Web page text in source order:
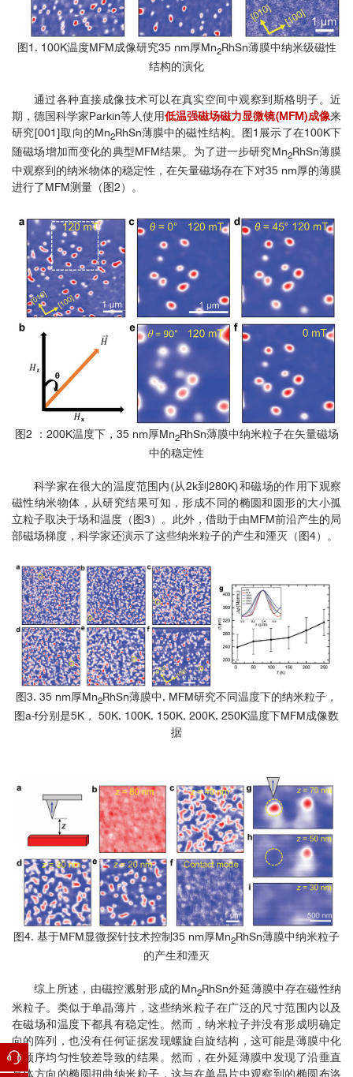
图1. 100K温度MFM成像研究35 nm厚Mn2RhSn薄膜中纳米级磁性
结构的演化
通过各种直接成像技术可以在真实空间中观察到斯格明子。近
期，德国科学家Parkin等人使用低温强磁场磁力显微镜(MFM)成像来
研究[001]取向的Mn2RhSn薄膜中的磁性结构。图1展示了在100K下
随磁场增加而变化的典型MFM结果。为了进一步研究Mn2RhSn薄膜
中观察到的纳米物体的稳定性，在矢量磁场存在下对35 nm厚的薄膜
进行了MFM测量（图2）。
图2 ：200K温度下，35 nm厚Mn2RhSn薄膜中纳米粒子在矢量磁场
中的稳定性
科学家在很大的温度范围内(从2k到280K)和磁场的作用下观察
磁性纳米物体，从研究结果可知，形成不同的椭圆和圆形的大小孤
立粒子取决于场和温度（图3）。此外，借助于由MFM前沿产生的局
部磁场梯度，科学家还演示了这些纳米粒子的产生和湮灭（图4）。
图3. 35 nm厚Mn2RhSn薄膜中, MFM研究不同温度下的纳米粒子，
图a-f分别是5K， 50K, 100K, 150K, 200K, 250K温度下MFM成像数
据
图4. 基于MFM显微探针技术控制35 nm厚Mn2RhSn薄膜中纳米粒子
的产生和湮灭
综上所述，由磁控溅射形成的Mn2RhSn外延薄膜中存在磁性纳
米粒子。类似于单晶薄片，这些纳米粒子在广泛的尺寸范围内以及
在磁场和温度下都具有稳定性。然而，纳米粒子并没有形成明确定
向的阵列，也没有任何证据发现螺旋自旋结构，这可能是薄膜中化
学顺序均匀性较差导致的结果。然而，在外延薄膜中发现了沿垂直
晶体方向的椭圆扭曲纳米粒子，这与在单晶片中观察到的椭圆布洛